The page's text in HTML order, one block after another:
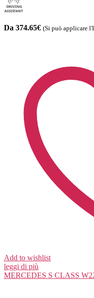
Da 374.65€ (Si può applicare
Add to wishlist
leggi di più
MERCEDES S CLASS